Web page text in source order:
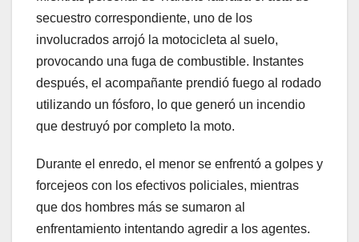
secuestro correspondiente, uno de los
involucrados arrojó la motocicleta al suelo,
provocando una fuga de combustible. Instantes
después, el acompañante prendió fuego al rodado
utilizando un fósforo, lo que generó un incendio
que destruyó por completo la moto.
Durante el enredo, el menor se enfrentó a golpes y
forcejeos con los efectivos policiales, mientras
que dos hombres más se sumaron al
enfrentamiento intentando agredir a los agentes.